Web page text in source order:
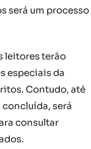
será um processo
leitores terão
especiais da
Contudo, até
será
consultar